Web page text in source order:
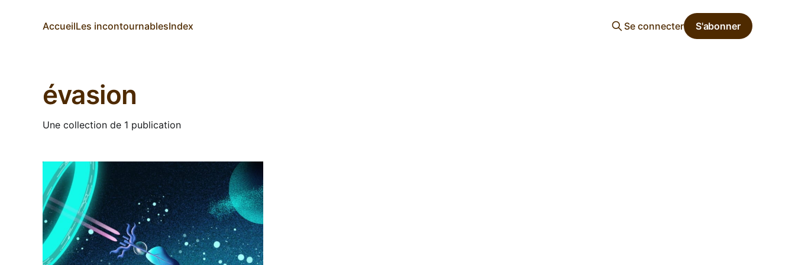
AccueilLes incontournablesIndex Se connecter S'abonner
évasion
Une collection de 1 publication